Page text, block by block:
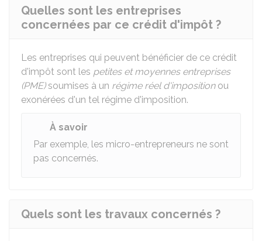
Quelles sont les entreprises
concernées par ce crédit d'impôt ?
Les entreprises qui peuvent bénéficier de ce crédit
d'impôt sont les petites et moyennes entreprises
(PME)soumises à un régime réel d'impositionou
exonérées d'un tel régime d'imposition.
À savoir
Par exemple, les micro-entrepreneurs ne sont
pas concernés.
Quels sont les travaux concernés ?